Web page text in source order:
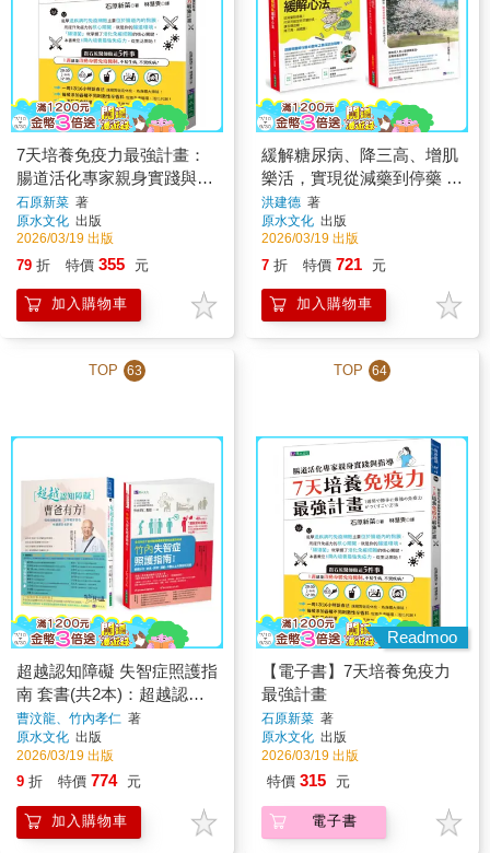
7天培養免疫力最強計畫：
腸道活化專家親身實踐與指
導
石原新菜 著
原水文化 出版
2026/03/19 出版
79 折 特價 355 元
加入購物車
緩解糖尿病、降三高、增肌
樂活，實現從減藥到停藥 遠
離憂鬱 建構無病的身心靈
套書(共2本)：糖尿病緩解心
法+枯樹開花 預約人生下半
場無病的身心靈幸福
洪建德 著
原水文化 出版
2026/03/19 出版
7 折 特價 721 元
加入購物車
TOP 63
超越認知障礙 失智症照護指
南 套書(共2本)：超越認知
障礙 曹爸有方+竹內失智症
照護指南
曹汶龍、竹內孝仁 著
原水文化 出版
2026/03/19 出版
9 折 特價 774 元
加入購物車
TOP 64
Readmoo
【電子書】7天培養免疫力
最強計畫
石原新菜 著
原水文化 出版
2026/03/19 出版
特價 315 元
電子書